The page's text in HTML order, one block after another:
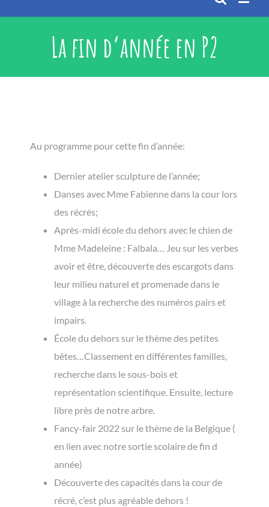
La fin d’année en P2
Au programme pour cette fin d’année:
Dernier atelier sculpture de l’année;
Danses avec Mme Fabienne dans la cour lors
des récrés;
Après-midi école du dehors avec le chien de
Mme Madeleine : Falbala… Jeu sur les verbes
avoir et être, découverte des escargots dans
leur milieu naturel et promenade dans le
village à la recherche des numéros pairs et
impairs.
École du dehors sur le thème des petites
bêtes…Classement en différentes familles,
recherche dans le sous-bois et
représentation scientifique. Ensuite, lecture
libre près de notre arbre.
Fancy-fair 2022 sur le thème de la Belgique (
en lien avec notre sortie scolaire de fin d
année)
Découverte des capacités dans la cour de
récré, c’est plus agréable dehors !